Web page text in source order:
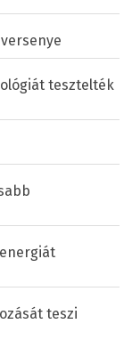
tesztelték
teszi